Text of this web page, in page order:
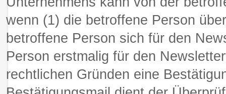
wenn (1) die betroffene Person
betroffene Person sich für den
Person erstmalig für den
rechtlichen Gründen eine